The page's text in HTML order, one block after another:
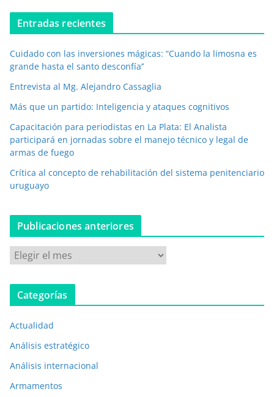
c
t
n
c
Entradas recientes
Cuidado con las inversiones mágicas: “Cuando la limosna es
grande hasta el santo desconfía’’
Entrevista al Mg. Alejandro Cassaglia
Más que un partido: Inteligencia y ataques cognitivos
Capacitación para periodistas en La Plata: El Analista
participará en jornadas sobre el manejo técnico y legal de
armas de fuego
Crítica al concepto de rehabilitación del sistema penitenciario
uruguayo
Publicaciones anteriores
u
b
c
a
c
o
Categorías
Actualidad
Análisis estratégico
Análisis internacional
Armamentos